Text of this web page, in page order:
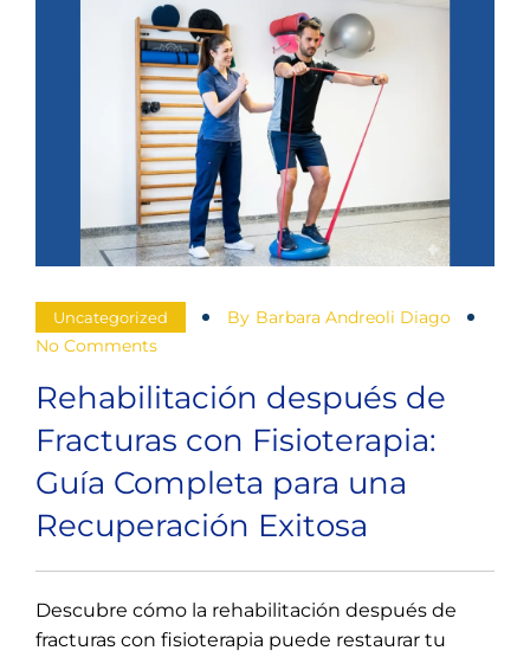
Uncategorized By Barbara Andreoli Diago
No Comments
Rehabilitación después de
Fracturas con Fisioterapia:
Guía Completa para una
Recuperación Exitosa
Descubre cómo la rehabilitación después de
fracturas con fisioterapia puede restaurar tu